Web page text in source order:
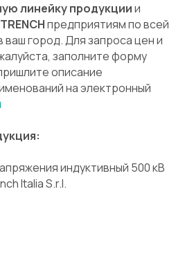
линейку продукциии
TRENCHпредприятиям по всей
ваш город. Для запроса цен и
заполните форму
описание
на электронный
индуктивный 500 кВ
Italia S.r.l.